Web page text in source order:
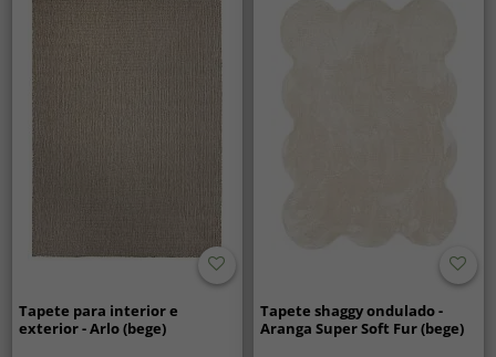
Tapete para interior e
exterior - Arlo (bege)
Tapete shaggy ondulado -
Aranga Super Soft Fur (bege)